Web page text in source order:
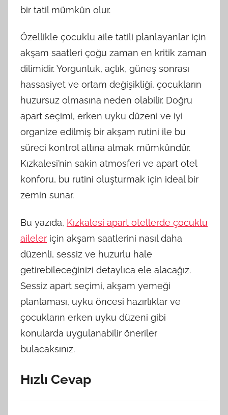
bir tatil mümkün olur.
Özellikle çocuklu aile tatili planlayanlar için
akşam saatleri çoğu zaman en kritik zaman
dilimidir. Yorgunluk, açlık, güneş sonrası
hassasiyet ve ortam değişikliği, çocukların
huzursuz olmasına neden olabilir. Doğru
apart seçimi, erken uyku düzeni ve iyi
organize edilmiş bir akşam rutini ile bu
süreci kontrol altına almak mümkündür.
Kızkalesi’nin sakin atmosferi ve apart otel
konforu, bu rutini oluşturmak için ideal bir
zemin sunar.
Bu yazıda, Kızkalesi apart otellerde çocuklu
aileler için akşam saatlerini nasıl daha
düzenli, sessiz ve huzurlu hale
getirebileceğinizi detaylıca ele alacağız.
Sessiz apart seçimi, akşam yemeği
planlaması, uyku öncesi hazırlıklar ve
çocukların erken uyku düzeni gibi
konularda uygulanabilir öneriler
bulacaksınız.
Hızlı Cevap